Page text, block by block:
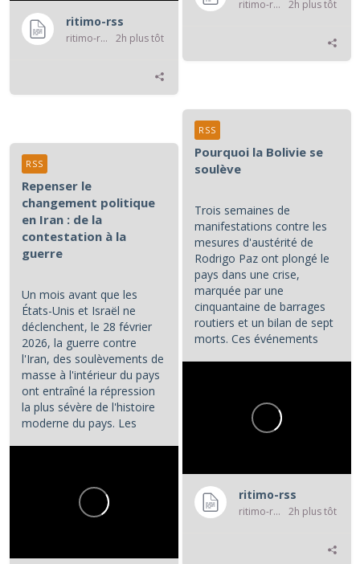
ritimo-rss
ritimo-rss 2h plus tôt
ritimo-rss 2h plus tôt
Pourquoi la Bolivie se
soulève
Trois semaines de
manifestations contre les
mesures d'austérité de
Rodrigo Paz ont plongé le
pays dans une crise,
marquée par une
cinquantaine de barrages
routiers et un bilan de sept
morts. Ces événements
ritimo-rss
ritimo-rss 2h plus tôt
RSS
Repenser le
changement politique
en Iran : de la
contestation à la
guerre
Un mois avant que les
États-Unis et Israël ne
déclenchent, le 28 février
2026, la guerre contre
l'Iran, des soulèvements de
masse à l'intérieur du pays
ont entraîné la répression
la plus sévère de l'histoire
moderne du pays. Les
RSS